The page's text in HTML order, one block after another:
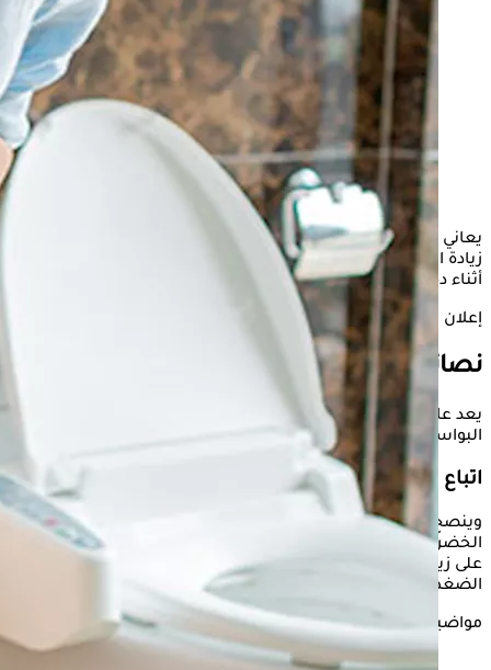
يعاني كثير من مرضىالبواسير
زيادة الألم والنزيف وصعوبة التبرز، نتيجة الخوف من الشعور بالألم
أثناء دخول الحمام.
إعلان
نصائح تخلصك من الإمساك
يعد علاج الإمساك جزءا أساسيا من السيطرة على أعراض
البواسير وتحسين جودة الحياة.
اتباع نظام غذائي غني بالألياف
وينصح باتباع نظام غذائي غني بالألياف، من خلال الإكثار من تناول
الخضراوات والفواكه والبقوليات والحبوب الكاملة، إذ تساعد الألياف
على زيادة حجم البراز وجعله أكثر ليونة، ما يسهل مروره ويقلل
الضغط على منطقة الشرج أثناء التبرز.
مواضيع ذات صلة